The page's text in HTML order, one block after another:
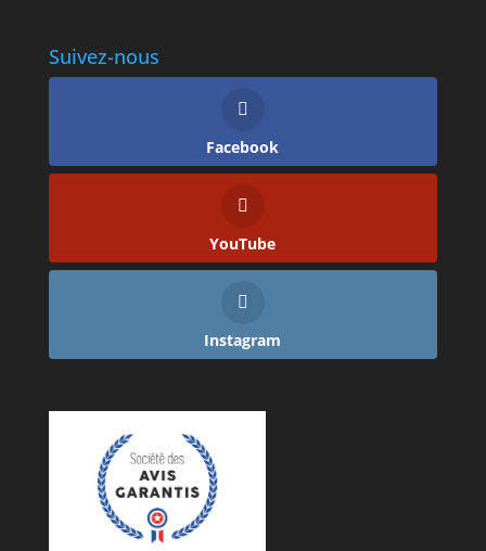
Suivez-nous
Facebook
YouTube
Instagram